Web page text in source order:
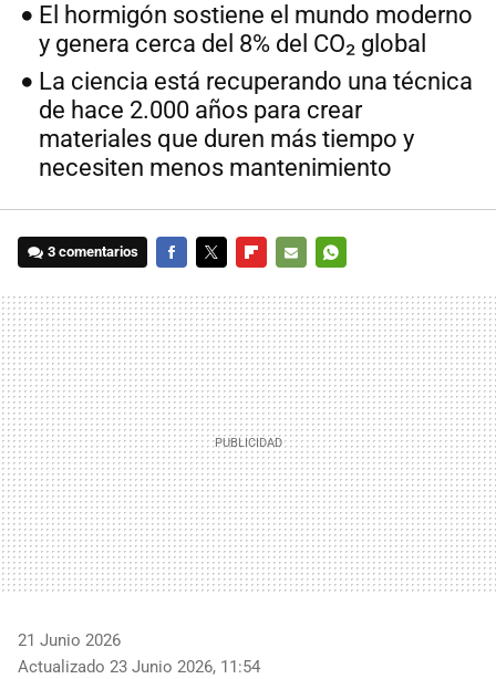
El hormigón sostiene el mundo moderno
y genera cerca del 8% del CO₂ global
La ciencia está recuperando una técnica
de hace 2.000 años para crear
materiales que duren más tiempo y
necesiten menos mantenimiento
3 comentarios
MAIL
21 Junio 2026
Actualizado 23 Junio 2026, 11:54